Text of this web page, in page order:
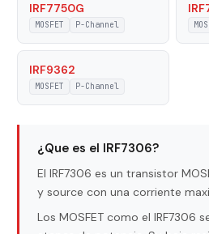
Tj - Maximum Junction
|Vgs| - Maximum Gate-Source
|Vds| - Maximum Drain-Source
IRF7750G
MOSFET P-Channel
IRF9362
MOSFET P-Channel
¿Que es el IRF7306?
El IRF7306 es un transistor
y source con una corriente
Los MOSFET como el